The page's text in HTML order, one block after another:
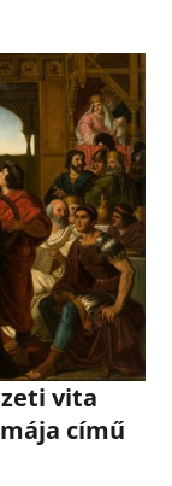
vita
című